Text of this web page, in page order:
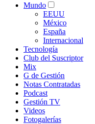
Mundo
EEUU
México
España
Internacional
Tecnología
Club del Suscriptor
Mix
G de Gestión
Notas Contratadas
Podcast
Gestión TV
Videos
Fotogalerías